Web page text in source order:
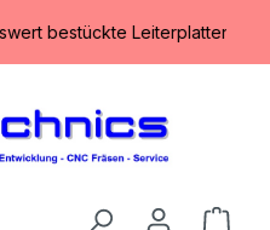
bestückte Leiterplatten